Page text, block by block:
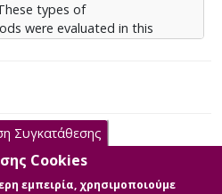
types of
were evaluated in this
dissertation is the
comparative presentation
technologies of soils
Συγκατάθεσης
Cookies
εμπειρία, χρησιμοποιούμε